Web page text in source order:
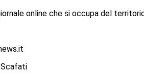
online che si occupa del
Scafati